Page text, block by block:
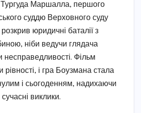
Тургуда Маршалла, першого
суддю Верховного суду
юридичні баталії з
ніби ведучи глядача
несправедливості. Фільм
рівності, і гра Боузмана стала
і сьогоденням, надихаючи
виклики.